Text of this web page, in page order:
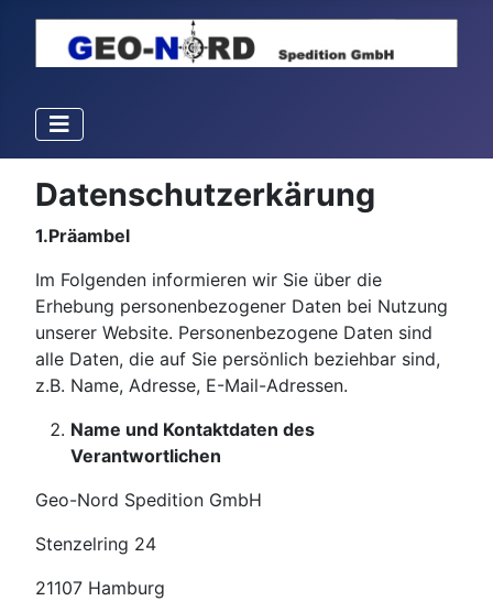
Datenschutzerkärung
1.Präambel
Im Folgenden informieren wir Sie über die
Erhebung personenbezogener Daten bei Nutzung
unserer Website. Personenbezogene Daten sind
alle Daten, die auf Sie persönlich beziehbar sind,
z.B. Name, Adresse, E-Mail-Adressen.
Name und Kontaktdaten des
Verantwortlichen
Geo-Nord Spedition GmbH
Stenzelring 24
21107 Hamburg